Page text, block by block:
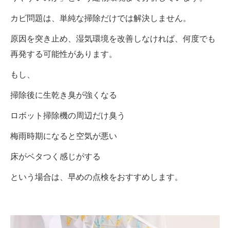
カビ問題は、単純な掃除だけでは解決しません。
原因を突き止め、湿気環境を改善しなければ、何度でも
再発する可能性があります。
もし、
掃除後に生乾き臭が強くなる
ロボット掃除機の周辺だけ臭う
梅雨時期になると空気が悪い
床がベタつく感じがする
という場合は、早めの点検をおすすめします。